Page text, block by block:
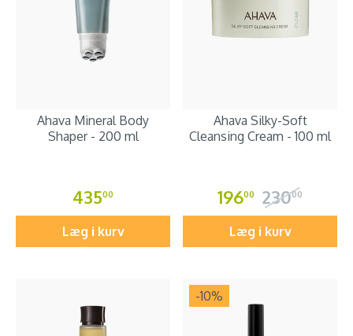
Ahava Mineral Body
Shaper - 200 ml
43500
Læg i kurv
Ahava Silky-Soft
Cleansing Cream - 100 ml
19600 23000
Læg i kurv
-10%